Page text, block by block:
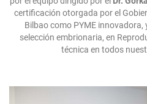
certificación otorgada por el
Bilbao como PYME
selección embrionaria, en
técnica en todos